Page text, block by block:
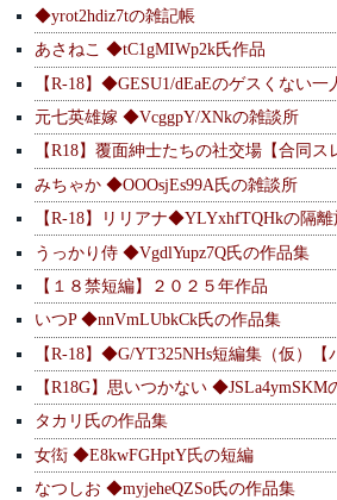
◆yrot2hdiz7tの雑記帳
あさねこ ◆tC1gMIWp2k氏作品
【R-18】◆GESU1/dEaEのゲスくない一
元七英雄嫁 ◆VcggpY/XNkの雑談所
【R18】覆面紳士たちの社交場【合同ス
みちゃか ◆OOOsjEs99A氏の雑談所
【R-18】リリアナ◆YLYxhfTQHkの隔離
うっかり侍 ◆VgdlYupz7Q氏の作品集
【１８禁短編】２０２５年作品
いつP ◆nnVmLUbkCk氏の作品集
【R-18】◆G/YT325NHs短編集（仮）【
【R18G】思いつかない ◆JSLa4ymSKM
タカリ氏の作品集
女衒 ◆E8kwFGHptY氏の短編
なつしお ◆myjeheQZSo氏の作品集